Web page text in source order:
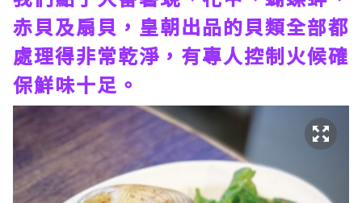
赤貝及扇貝，皇朝出品的貝類全部都
處理得非常乾淨，有專人控制火候確
保鮮味十足。